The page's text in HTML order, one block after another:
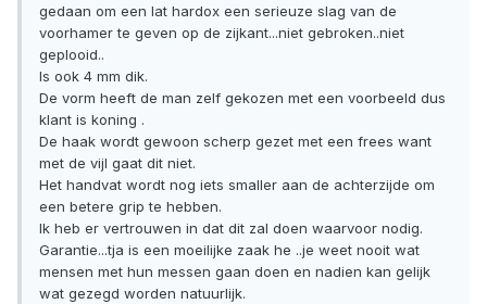
gedaan om een lat hardox een serieuze slag van de
voorhamer te geven op de zijkant...niet gebroken..niet
geplooid..
Is ook 4 mm dik.
De vorm heeft de man zelf gekozen met een voorbeeld dus
klant is koning .
De haak wordt gewoon scherp gezet met een frees want
met de vijl gaat dit niet.
Het handvat wordt nog iets smaller aan de achterzijde om
een betere grip te hebben.
Ik heb er vertrouwen in dat dit zal doen waarvoor nodig.
Garantie...tja is een moeilijke zaak he ..je weet nooit wat
mensen met hun messen gaan doen en nadien kan gelijk
wat gezegd worden natuurlijk.